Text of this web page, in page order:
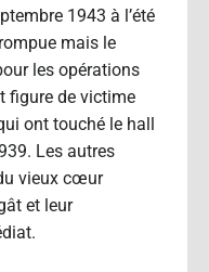
1943 à l’été
mais le
les opérations
figure de victime
ont touché le hall
Les autres
vieux cœur
et leur